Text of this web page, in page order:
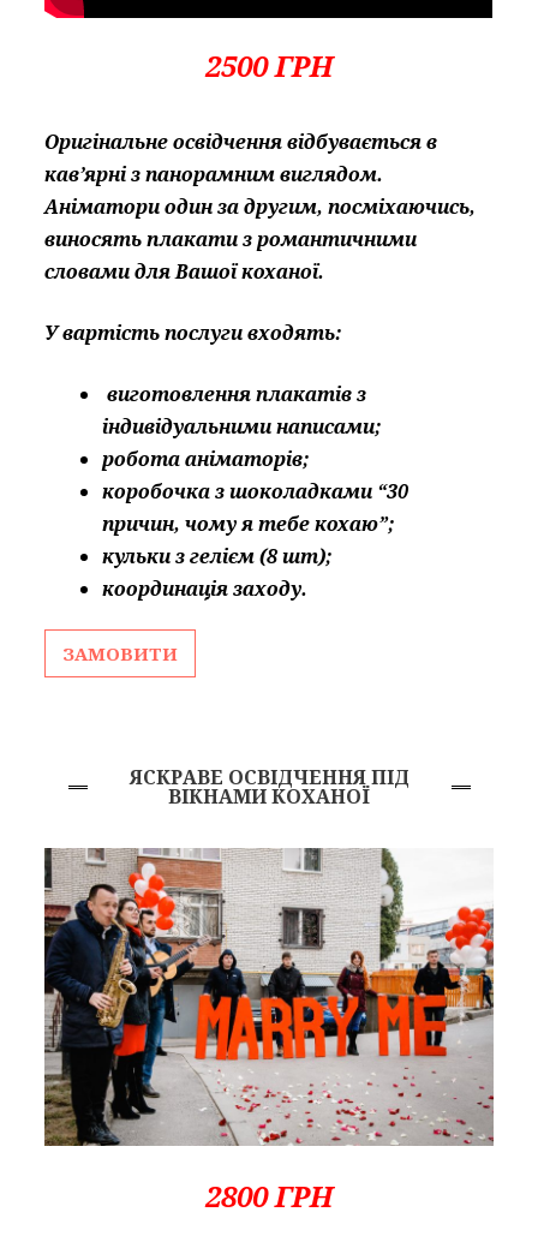
2500 ГРН
Оригінальне освідчення відбувається в
кав’ярні з панорамним виглядом.
Аніматори один за другим, посміхаючись,
виносять плакати з романтичними
словами для Вашої коханої.
У вартість послуги входять:
виготовлення плакатів з
індивідуальними написами;
робота аніматорів;
коробочка з шоколадками “30
причин, чому я тебе кохаю”;
кульки з гелієм (8 шт);
координація заходу.
ЗАМОВИТИ
ЯСКРАВЕ ОСВІДЧЕННЯ ПІД
ВІКНАМИ КОХАНОЇ
2800 ГРН